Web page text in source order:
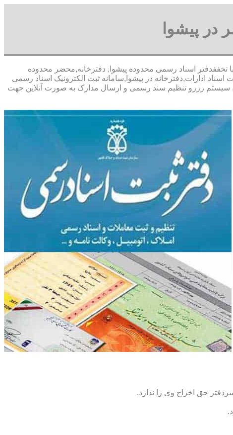
در پیشوا
با تخففدفتر اسناد رسمی محدوده پیشوا, دفترخانه,محضر محدوده
ادارات,دفترخانه در پیشوا,سامانه ثبت الکترونیک اسناد رسمی
سیستم رزرو تنظیم سند رسمی و ارسال مدارک به صورت آنلاین جهت
حق اخراج وی را ندارد.